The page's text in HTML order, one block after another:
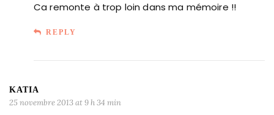
Ca remonte à trop loin dans ma mémoire !!
REPLY
KATIA
25 novembre 2013 at 9 h 34 min